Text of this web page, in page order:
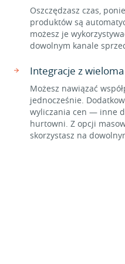
Oszczędzasz czas,
produktów są
możesz je
dowolnym kanale
Integracje z
Możesz nawiązać
jednocześnie.
wyliczania cen — inne
hurtowni. Z opcji
skorzystasz na